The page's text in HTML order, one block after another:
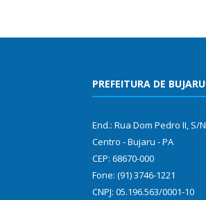
PREFEITURA DE BUJARU
End.: Rua Dom Pedro II, S/N
Centro - Bujaru - PA
CEP: 68670-000
Fone: (91) 3746-1221
CNPJ: 05.196.563/0001-10